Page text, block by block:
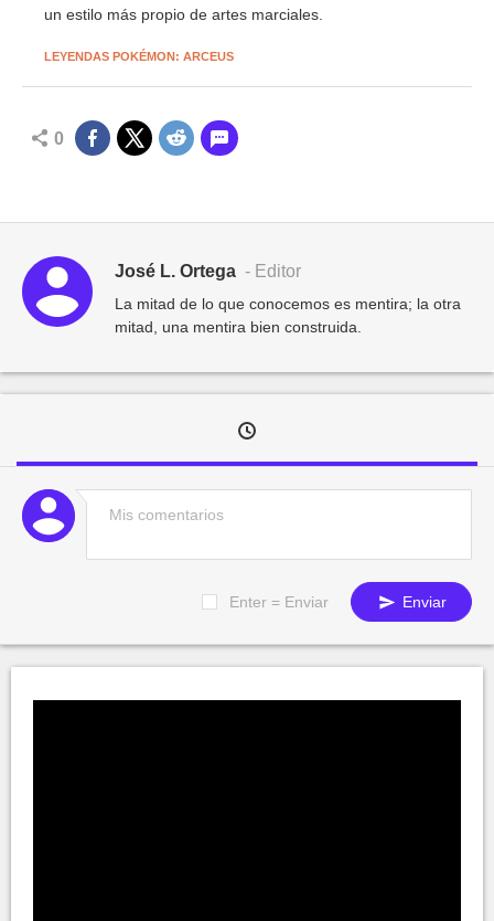
un estilo más propio de artes marciales.
LEYENDAS POKÉMON: ARCEUS
0
José L. Ortega - Editor
La mitad de lo que conocemos es mentira; la otra
mitad, una mentira bien construida.
Enter = Enviar Enviar